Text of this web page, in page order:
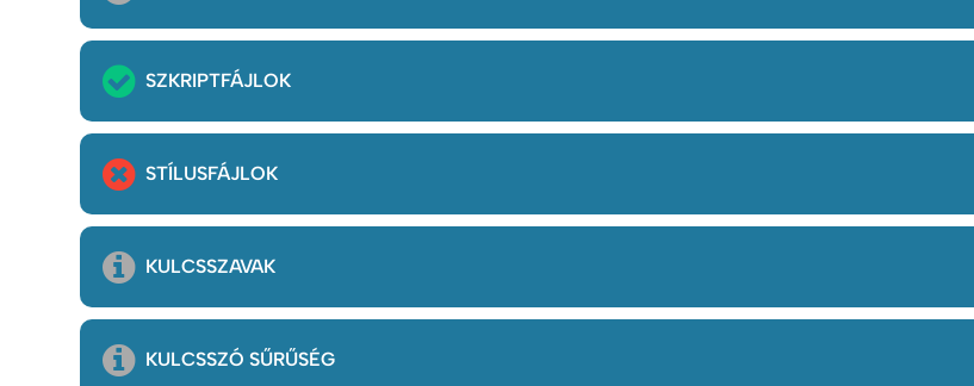
SZKRIPTFÁJLOK
STÍLUSFÁJLOK
KULCSSZAVAK
KULCSSZÓ SŰRŰSÉG